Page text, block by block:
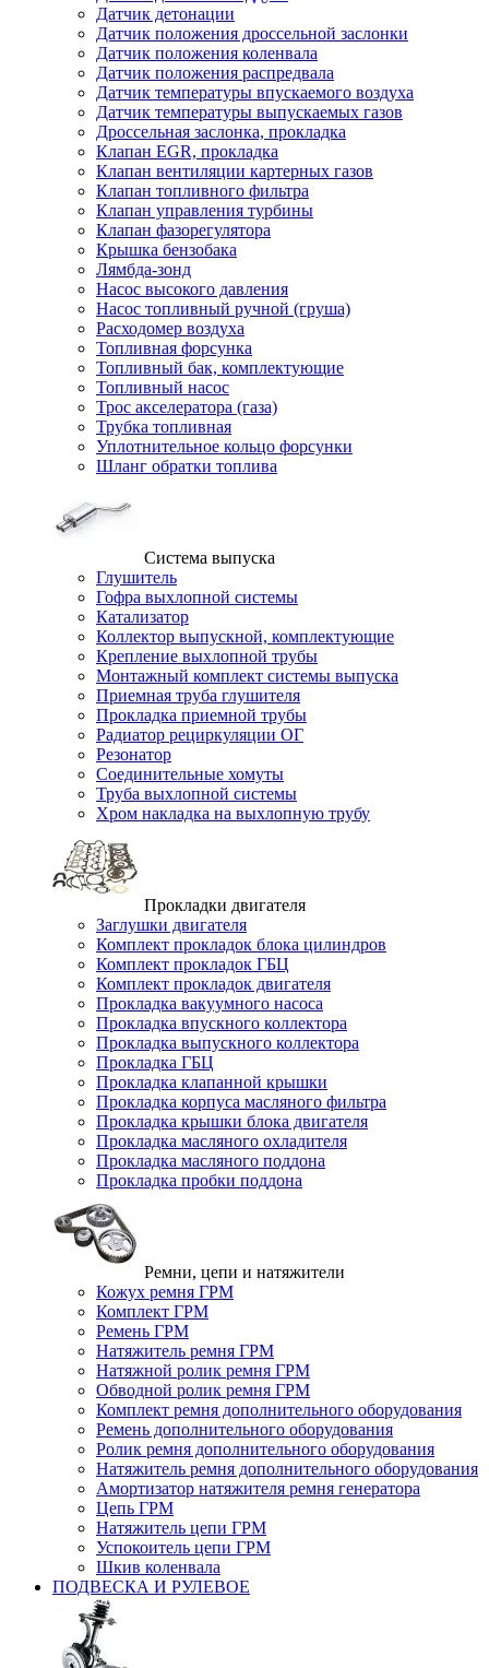
Датчик детонации
Датчик положения дроссельной заслонки
Датчик положения коленвала
Датчик положения распредвала
Датчик температуры впускаемого воздуха
Датчик температуры выпускаемых газов
Дроссельная заслонка, прокладка
Клапан EGR, прокладка
Клапан вентиляции картерных газов
Клапан топливного фильтра
Клапан управления турбины
Клапан фазорегулятора
Крышка бензобака
Лямбда-зонд
Насос высокого давления
Насос топливный ручной (груша)
Расходомер воздуха
Топливная форсунка
Топливный бак, комплектующие
Топливный насос
Трос акселератора (газа)
Трубка топливная
Уплотнительное кольцо форсунки
Шланг обратки топлива
Система выпуска
Глушитель
Гофра выхлопной системы
Катализатор
Коллектор выпускной, комплектующие
Крепление выхлопной трубы
Монтажный комплект системы выпуска
Приемная труба глушителя
Прокладка приемной трубы
Радиатор рециркуляции ОГ
Резонатор
Соединительные хомуты
Труба выхлопной системы
Хром накладка на выхлопную трубу
Прокладки двигателя
Заглушки двигателя
Комплект прокладок блока цилиндров
Комплект прокладок ГБЦ
Комплект прокладок двигателя
Прокладка вакуумного насоса
Прокладка впускного коллектора
Прокладка выпускного коллектора
Прокладка ГБЦ
Прокладка клапанной крышки
Прокладка корпуса масляного фильтра
Прокладка крышки блока двигателя
Прокладка масляного охладителя
Прокладка масляного поддона
Прокладка пробки поддона
Ремни, цепи и натяжители
Кожух ремня ГРМ
Комплект ГРМ
Ремень ГРМ
Натяжитель ремня ГРМ
Натяжной ролик ремня ГРМ
Обводной ролик ремня ГРМ
Комплект ремня дополнительного оборудования
Ремень дополнительного оборудования
Ролик ремня дополнительного оборудования
Натяжитель ремня дополнительного оборудования
Амортизатор натяжителя ремня генератора
Цепь ГРМ
Натяжитель цепи ГРМ
Успокоитель цепи ГРМ
Шкив коленвала
ПОДВЕСКА И РУЛЕВОЕ